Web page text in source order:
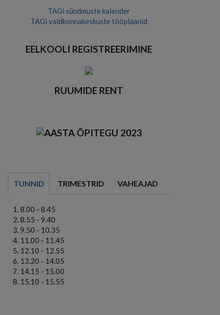
TAGi sündmuste kalender
TAGi valdkonnakeskuste tööplaanid
EELKOOLI REGISTREERIMINE
RUUMIDE RENT
TUNNID TRIMESTRID VAHEAJAD
8.00 - 8.45
8.55 - 9.40
9.50 - 10.35
11.00 - 11.45
12.10 - 12.55
13.20 - 14.05
14.15 - 15.00
15.10 - 15.55